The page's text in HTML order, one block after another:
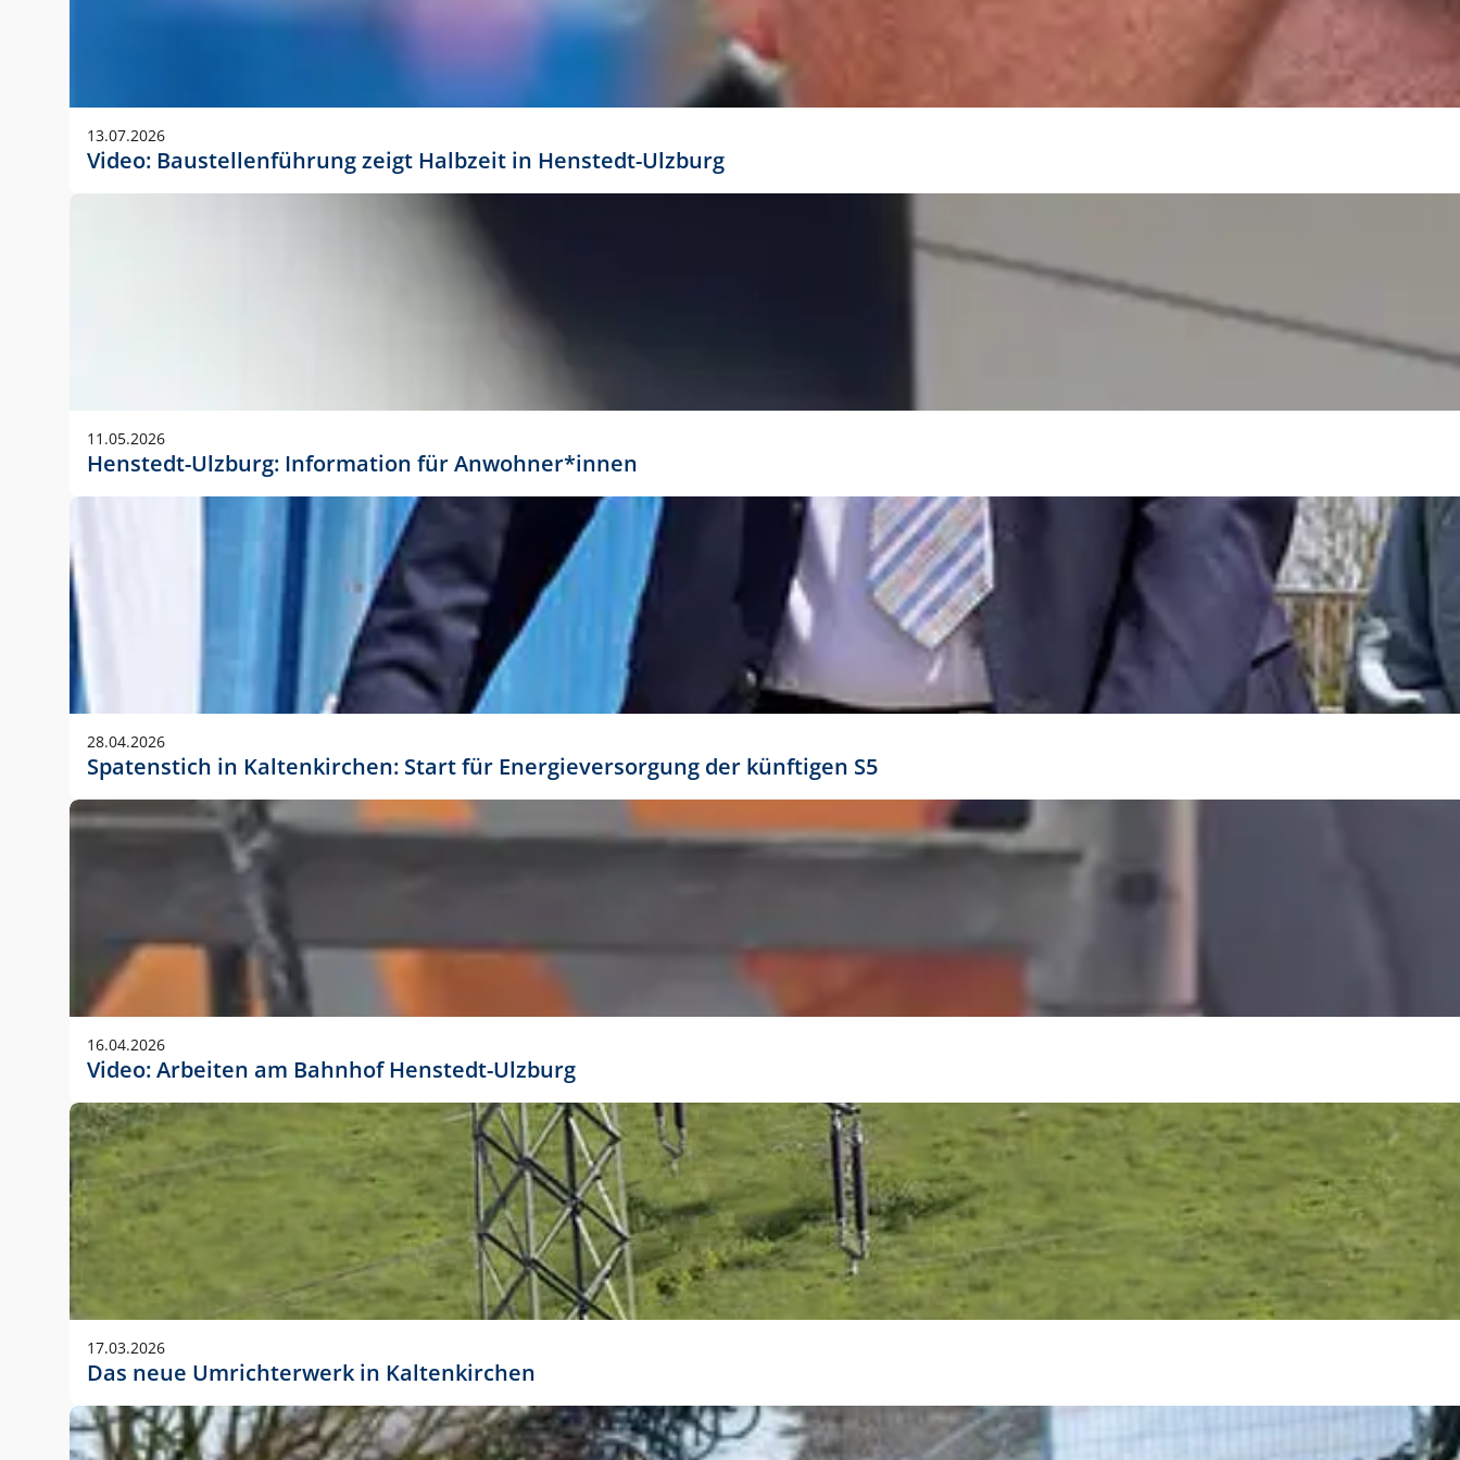
Anwendungsgröße im Layout:
Die Logohöhe beträgt 4 – 10 % der jeweiligen Formathöhe. Daraus ergeben sich für gängige Formate
folgende fest definierte Anwendungsgrößen im Layout:
DIN A3 – 15 mm hoch (5 %)
DIN A1 – 39 mm hoch (5 %)
DIN lang – 10 mm hoch (5 %)
1080 x 1080 px – 78 px hoch (7 %)
In Ausnahmefällen darf das Logo jedoch auch größer oder kleiner gesetzt werden. Dazu bedarf es jedoch
stets der vorherigen Absprache mit der Marketingabteilung.
13.07.2026
Video: Baustellenführung zeigt Halbzeit in Henstedt-Ulzburg
11.05.2026
Henstedt-Ulzburg: Information für Anwohner*innen
28.04.2026
Spatenstich in Kaltenkirchen: Start für Energieversorgung der künftigen S5
16.04.2026
Video: Arbeiten am Bahnhof Henstedt-Ulzburg
17.03.2026
Das neue Umrichterwerk in Kaltenkirchen